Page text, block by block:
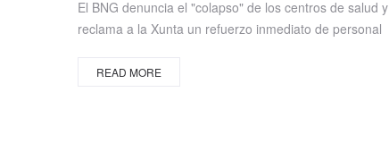
El BNG denuncia el "colapso" de los centros de salud y
reclama a la Xunta un refuerzo inmediato de personal
READ MORE